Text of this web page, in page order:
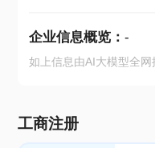
企业信息概览： -
如上信息由AI大模型全
工商注册